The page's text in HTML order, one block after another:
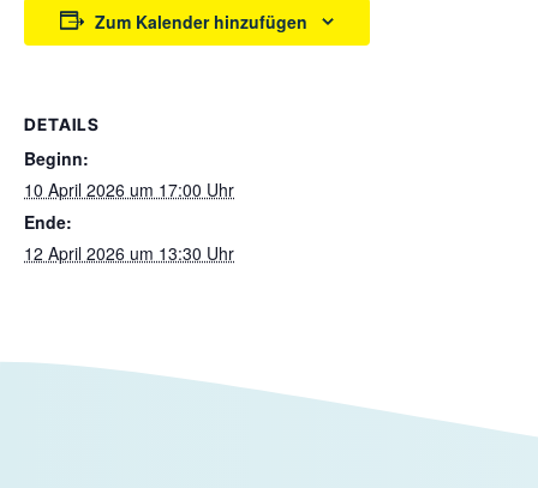
Zum Kalender hinzufügen
DETAILS
Beginn:
10 April 2026 um 17:00 Uhr
Ende:
12 April 2026 um 13:30 Uhr